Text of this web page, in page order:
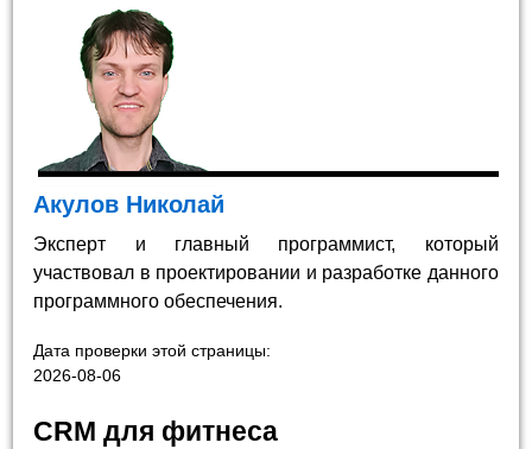
Акулов Николай
Эксперт и главный программист, который
участвовал в проектировании и разработке данного
программного обеспечения.
Дата проверки этой страницы:
2026-08-06
CRM для фитнеса